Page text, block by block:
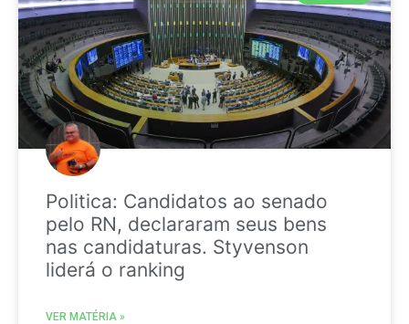
Politica: Candidatos ao senado
pelo RN, declararam seus bens
nas candidaturas. Styvenson
liderá o ranking
VER MATÉRIA »